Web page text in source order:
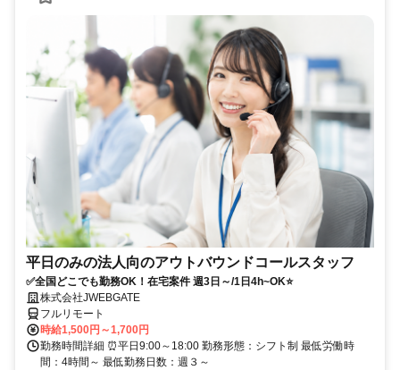
平日のみの法人向のアウトバウンドコールスタッフ
✅全国どこでも勤務OK！在宅案件 週3日～/1日4h~OK⭐
株式会社JWEBGATE
フルリモート
時給1,500円～1,700円
勤務時間詳細 ⏰平日9:00～18:00 勤務形態：シフト制 最低労働時
間：4時間～ 最低勤務日数：週３～